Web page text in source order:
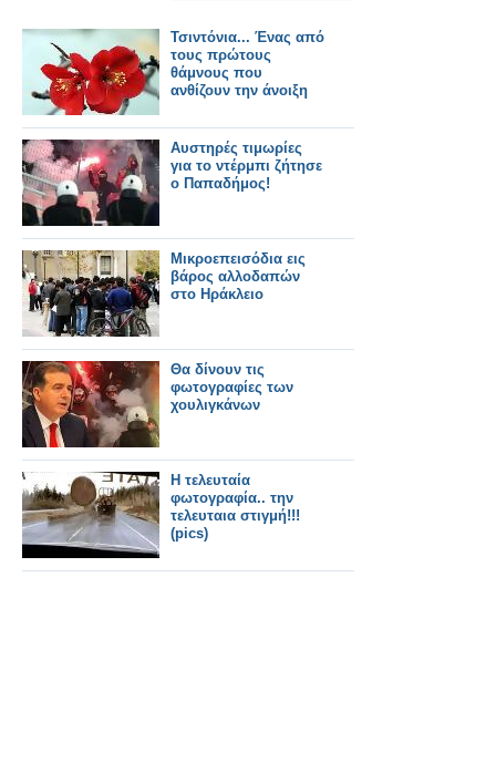
Τσιντόνια... Ένας από
τους πρώτους
θάμνους που
ανθίζουν την άνοιξη
Αυστηρές τιμωρίες
για το ντέρμπι ζήτησε
ο Παπαδήμος!
Μικροεπεισόδια εις
βάρος αλλοδαπών
στο Ηράκλειο
Θα δίνουν τις
φωτογραφίες των
χουλιγκάνων
Η τελευταία
φωτογραφία.. την
τελευταια στιγμή!!!
(pics)